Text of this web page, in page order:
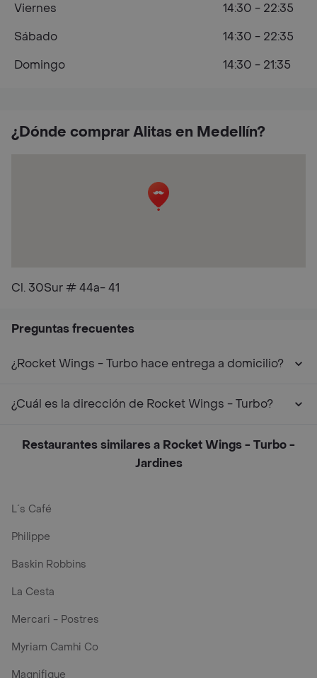
¿Dónde comprar Alitas en Medellín?
Cl. 30Sur # 44a- 41
Viernes
14:30 - 22:35
Sábado
14:30 - 22:35
Domingo
14:30 - 21:35
Preguntas frecuentes
¿Rocket Wings - Turbo hace entrega a domicilio?
¿Cuál es la dirección de Rocket Wings - Turbo?
Restaurantes similares a Rocket Wings - Turbo -
Jardines
L´s Café
Philippe
Baskin Robbins
La Cesta
Mercari - Postres
Myriam Camhi Co
Magnifique